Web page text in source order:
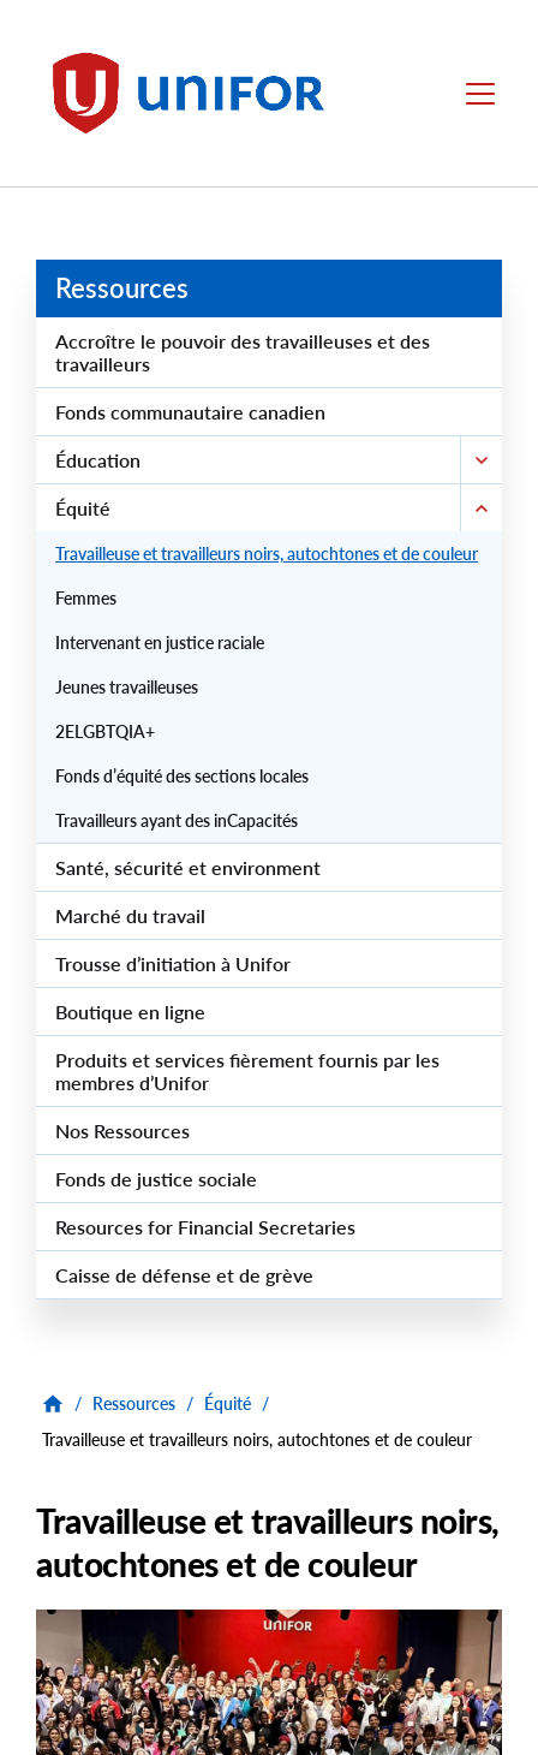
Unifor Menu
Ressources
Accroître le pouvoir des travailleuses et des
travailleurs
Fonds communautaire canadien
Éducation
Équité
Travailleuse et travailleurs noirs, autochtones et de couleur
Femmes
Intervenant en justice raciale
Jeunes travailleuses
2ELGBTQIA+
Fonds d’équité des sections locales
Travailleurs ayant des inCapacités
Santé, sécurité et environment
Marché du travail
Trousse d’initiation à Unifor
Boutique en ligne
Produits et services fièrement fournis par les
membres d’Unifor
Nos Ressources
Fonds de justice sociale
Resources for Financial Secretaries
Caisse de défense et de grève
/ Ressources / Équité /
Travailleuse et travailleurs noirs, autochtones et de couleur
Travailleuse et travailleurs noirs,
autochtones et de couleur
Image